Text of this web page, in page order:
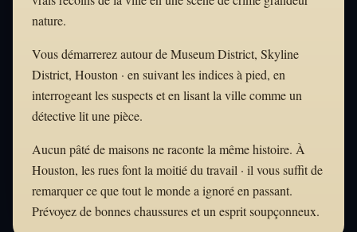
nature.
Vous démarrerez autour de Museum District, Skyline
District, Houston · en suivant les indices à pied, en
interrogeant les suspects et en lisant la ville comme un
détective lit une pièce.
Aucun pâté de maisons ne raconte la même histoire. À
Houston, les rues font la moitié du travail · il vous suffit de
remarquer ce que tout le monde a ignoré en passant.
Prévoyez de bonnes chaussures et un esprit soupçonneux.